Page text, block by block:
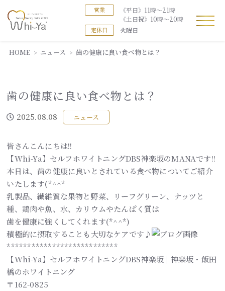
営業
《平日》11時～21時
《土日祝》10時～20時
定休日 火曜日
HOME ニュース 歯の健康に良い食べ物とは？
歯の健康に良い食べ物とは？
2025.08.08 ニュース
皆さんこんにちは!!
【Whi-Ya】セルフホワイトニングDBS神楽坂のMANAです!!
本日は、歯の健康に良いとされている食べ物についてご紹介
いたします(*^^*
乳製品、繊維質な果物と野菜、リーフグリーン、ナッツと
種、鶏肉や魚、水、カリウムやたんぱく質は
歯を健康に強くしてくれます(*^^*)
積極的に摂取することも大切なケアです♪
***************************
【Whi-Ya】セルフホワイトニングDBS神楽坂 | 神楽坂・飯田
橋のホワイトニング
〒162-0825